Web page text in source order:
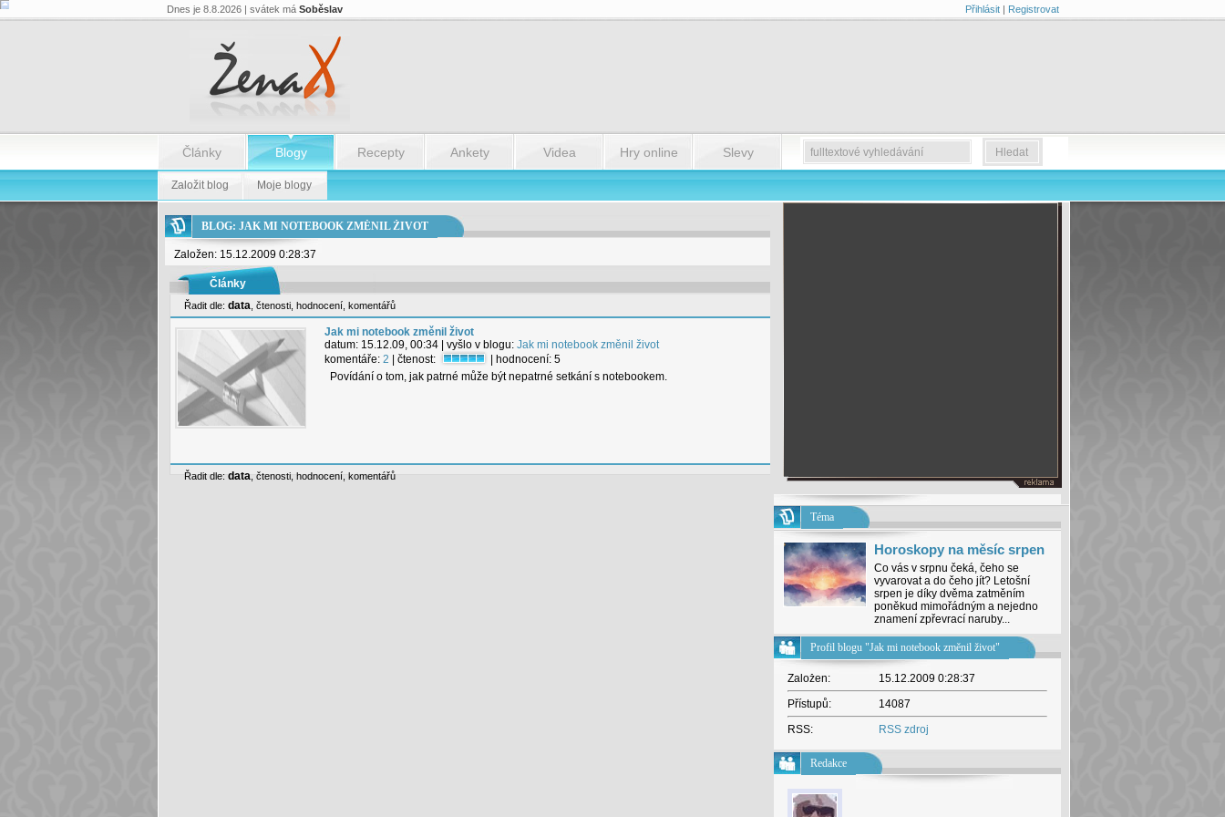
Dnes je 8.8.2026 | svátek má Soběslav Přihlásit| Registrovat
Články Blogy Recepty Ankety Videa Hry online Slevy
Založit blog Moje blogy
BLOG: JAK MI NOTEBOOK ZMĚNIL ŽIVOT
Založen: 15.12.2009 0:28:37
Články
Řadit dle: data čtenosti, hodnocení, komentářů
Jak mi notebook změnil život
datum: 15.12.09, 00:34| vyšlo v blogu: Jak mi notebook změnil život
komentáře: 2 | čtenost: | hodnocení: 5
Povídání o tom, jak patrné může být nepatrné setkání s notebookem.
Řadit dle: data, čtenosti, hodnocení, komentářů
Téma
Horoskopy na měsíc srpen
Co vás v srpnu čeká, čeho se
vyvarovat a do čeho jít? Letošní
srpen je díky dvěma zatměním
poněkud mimořádným a nejedno
znamení zpřevrací naruby...
Profil blogu "Jak mi notebook změnil život"
Založen:
15.12.2009 0:28:37
Přístupů:
14087
RSS:
RSS zdroj
Redakce